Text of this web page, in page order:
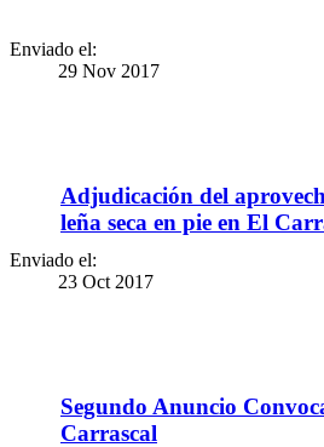
Enviado el:
29 Nov 2017
Adjudicación del
leña seca en pie en El
Enviado el:
23 Oct 2017
Segundo Anuncio
Carrascal